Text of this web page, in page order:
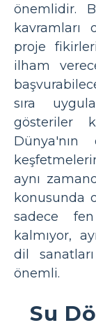
önemlidir.
kavramları
proje
ilham
sıra
gösteriler
Dünya'nın
aynı
konusunda
sadece
kalmıyor,
dil
önemli.
Su